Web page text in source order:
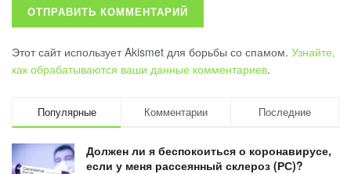
Этот сайт использует Akismet для борьбы со спамом. Узнайте,
как обрабатываются ваши данные комментариев.
Популярные Комментарии Последние
Должен ли я беспокоиться о коронавирусе,
если у меня рассеянный склероз (РС)?